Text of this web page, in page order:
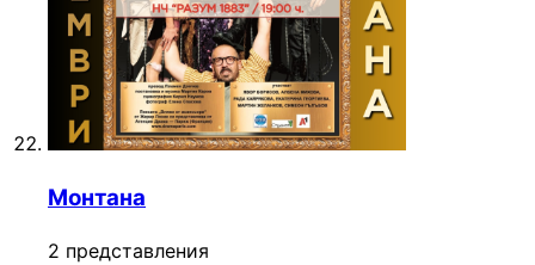
Монтана
2 представления